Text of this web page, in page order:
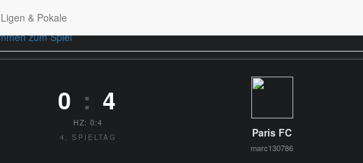
Ligen & Pokale
zum Spiel
0 : 4
HZ: 0:4
4. SPIELTAG Paris FC
marc130786